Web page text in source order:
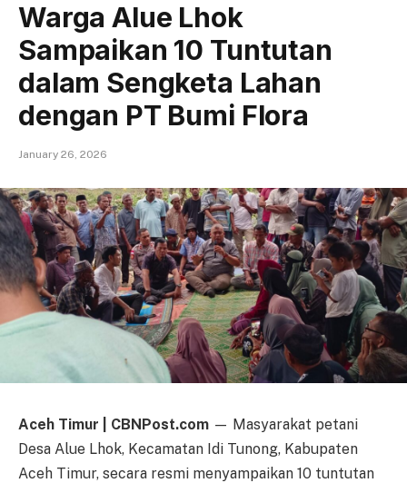
Warga Alue Lhok
Sampaikan 10 Tuntutan
dalam Sengketa Lahan
dengan PT Bumi Flora
January 26, 2026
Aceh Timur | CBNPost.com — Masyarakat petani
Desa Alue Lhok, Kecamatan Idi Tunong, Kabupaten
Aceh Timur, secara resmi menyampaikan 10 tuntutan